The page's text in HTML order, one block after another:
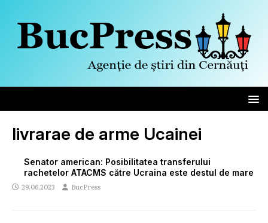
livrarae de arme Ucainei
Senator american: Posibilitatea transferului
rachetelor ATACMS către Ucraina este destul de mare
29.06.2023 BucPress